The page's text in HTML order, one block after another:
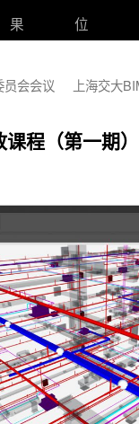
果
位
员会会议
上海交大
程（第一期